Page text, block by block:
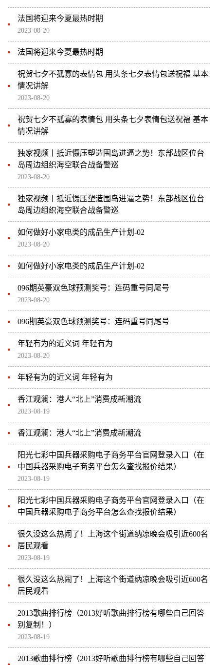
法国将迎来今夏最热时期
2023-08-20
法国将迎来今夏最热时期
祝贺七夕不孤寡的表情包 用头条七夕表情包送祝福 基本
情况讲解
2023-08-20
祝贺七夕不孤寡的表情包 用头条七夕表情包送祝福 基本
情况讲解
独家视频丨抵近慑压塑造围岛进逼之势！东部战区位台
岛周边组织海空联合战备警巡
2023-08-20
独家视频丨抵近慑压塑造围岛进逼之势！东部战区位台
岛周边组织海空联合战备警巡
如何做好小家电类的成品生产计划-02
2023-08-20
如何做好小家电类的成品生产计划-02
096期英豪双色球预测奖号：连码重号同尾号
2023-08-20
096期英豪双色球预测奖号：连码重号同尾号
年轻有为的近义词 年轻有为
2023-08-20
年轻有为的近义词 年轻有为
香江观澜：港人“北上”消费成新潮流
2023-08-19
香江观澜：港人“北上”消费成新潮流
阳光七彩中国兵器采购电子商务平台官网登录入口（在
中国兵器采购电子商务平台怎么查找报价结果）
2023-08-19
阳光七彩中国兵器采购电子商务平台官网登录入口（在
中国兵器采购电子商务平台怎么查找报价结果）
很久没这么热闹了！上海这个街道纳凉晚会吸引近600名
居民观看
2023-08-19
很久没这么热闹了！上海这个街道纳凉晚会吸引近600名
居民观看
2013歌曲排行榜（2013好听歌曲排行榜有哪些自己回答
别复制！）
2023-08-19
2013歌曲排行榜（2013好听歌曲排行榜有哪些自己回答